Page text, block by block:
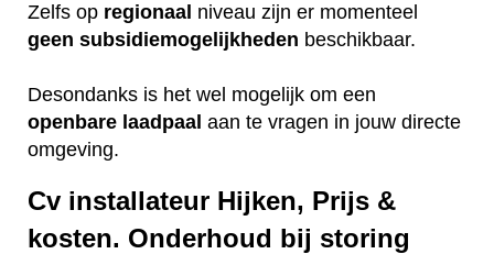
Zelfs op regionaal niveau zijn er momenteel
geen subsidiemogelijkheden beschikbaar.
Desondanks is het wel mogelijk om een
openbare laadpaal aan te vragen in jouw directe
omgeving.
Cv installateur Hijken, Prijs &
kosten. Onderhoud bij storing